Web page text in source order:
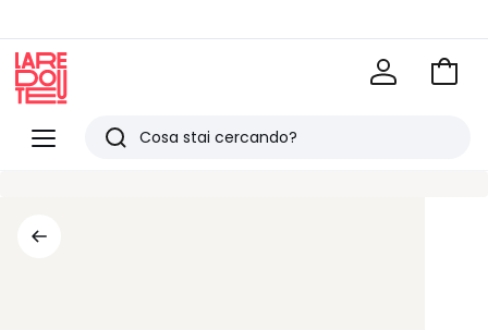
Menu
Redoute
Ricerca
Vai